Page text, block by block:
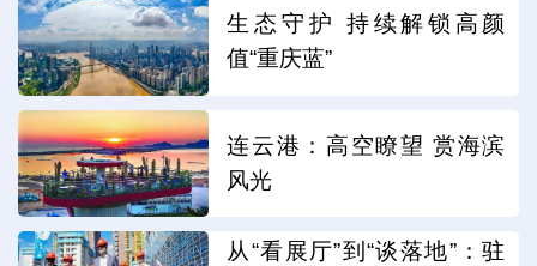
生态守护 持续解锁高颜
值“重庆蓝”
连云港：高空瞭望 赏海滨
风光
从“看展厅”到“谈落地”：驻